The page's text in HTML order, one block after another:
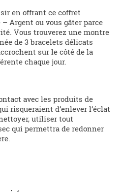
en offrant ce coffret
Argent ou vous gâter parce
Vous trouverez une montre
de 3 bracelets délicats
sur le côté de la
chaque jour.
avec les produits de
risqueraient d’enlever l’éclat
utiliser tout
qui permettra de redonner